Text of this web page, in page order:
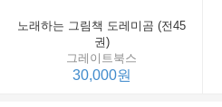
노래하는 그림책 도레미곰 (전45
권)
그레이트북스
30,000원